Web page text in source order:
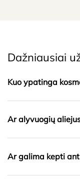
Dažniausiai
Kuo ypatinga
Ar alyvuogių
Ar galima kepti